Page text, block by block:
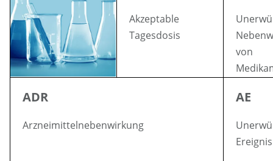
Akzeptable
Tagesdosis
von
ADR
Arzneimittelnebenwirkung
AE
Ereignis